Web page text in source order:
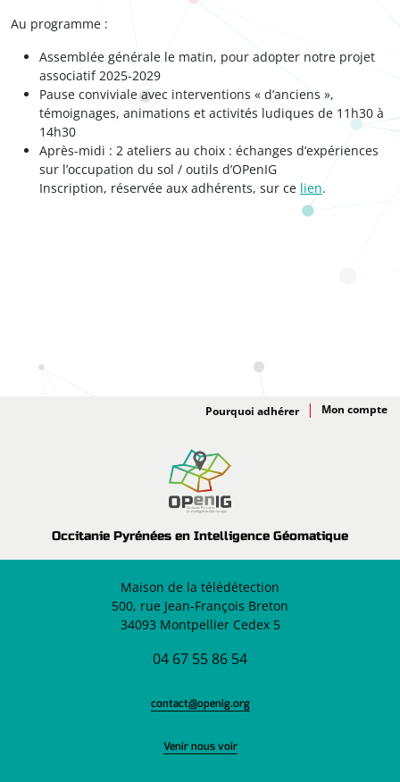
Au programme :
Assemblée générale le matin, pour adopter notre projet
associatif 2025-2029
Pause conviviale avec interventions « d’anciens »,
témoignages, animations et activités ludiques de 11h30 à
14h30
Après-midi : 2 ateliers au choix : échanges d’expériences
sur l’occupation du sol / outils d’OPenIG
Inscription, réservée aux adhérents, sur ce lien.
Occitanie Pyrénées en Intelligence Géomatique
Adhésion
Pourquoi adhérer
Maison de la télédétection
500, rue Jean-François Breton
34093 Montpellier Cedex 5
04 67 55 86 54
contact@openig.org
Venir nous voir